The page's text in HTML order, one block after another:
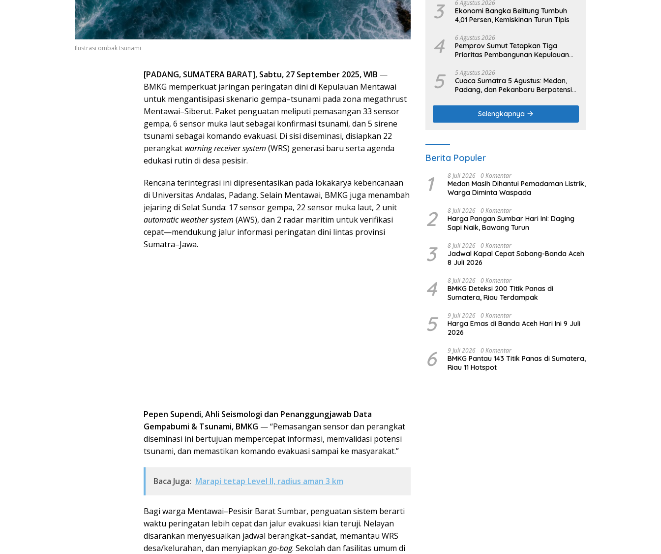
Ilustrasi ombak tsunami
[PADANG, SUMATERA BARAT], Sabtu, 27 September 2025, WIB —
BMKG memperkuat jaringan peringatan dini di Kepulauan Mentawai
untuk mengantisipasi skenario gempa–tsunami pada zona megathrust
Mentawai–Siberut. Paket penguatan meliputi pemasangan 33 sensor
gempa, 6 sensor muka laut sebagai konfirmasi tsunami, dan 5 sirene
tsunami sebagai komando evakuasi. Di sisi diseminasi, disiapkan 22
perangkat warning receiver system (WRS) generasi baru serta agenda
edukasi rutin di desa pesisir.
Rencana terintegrasi ini dipresentasikan pada lokakarya kebencanaan
di Universitas Andalas, Padang. Selain Mentawai, BMKG juga menambah
jejaring di Selat Sunda: 17 sensor gempa, 22 sensor muka laut, 2 unit
automatic weather system (AWS), dan 2 radar maritim untuk verifikasi
cepat—mendukung jalur informasi peringatan dini lintas provinsi
Sumatra–Jawa.
Pepen Supendi, Ahli Seismologi dan Penanggungjawab Data
Gempabumi & Tsunami, BMKG — “Pemasangan sensor dan perangkat
diseminasi ini bertujuan mempercepat informasi, memvalidasi potensi
tsunami, dan memastikan komando evakuasi sampai ke masyarakat.”
Baca Juga: Marapi tetap Level II, radius aman 3 km
Bagi warga Mentawai–Pesisir Barat Sumbar, penguatan sistem berarti
waktu peringatan lebih cepat dan jalur evakuasi kian teruji. Nelayan
disarankan menyesuaikan jadwal berangkat–sandat, memantau WRS
desa/kelurahan, dan menyiapkan go-bag. Sekolah dan fasilitas umum di
3 6 Agustus 2026
Ekonomi Bangka Belitung Tumbuh
4,01 Persen, Kemiskinan Turun Tipis
4 6 Agustus 2026
Pemprov Sumut Tetapkan Tiga
Prioritas Pembangunan Kepulauan
5 5 Agustus 2026
Cuaca Sumatra 5 Agustus: Medan,
Padang, dan Pekanbaru Berpotensi
Selengkapnya
Berita Populer
1 8 Juli 2026 0 Komentar
Medan Masih Dihantui Pemadaman Listrik,
Warga Diminta Waspada
2 8 Juli 2026 0 Komentar
Harga Pangan Sumbar Hari Ini: Daging
Sapi Naik, Bawang Turun
3 8 Juli 2026 0 Komentar
Jadwal Kapal Cepat Sabang-Banda Aceh
8 Juli 2026
4 8 Juli 2026 0 Komentar
BMKG Deteksi 200 Titik Panas di
Sumatera, Riau Terdampak
5 9 Juli 2026 0 Komentar
Harga Emas di Banda Aceh Hari Ini 9 Juli
2026
6 9 Juli 2026 0 Komentar
BMKG Pantau 143 Titik Panas di Sumatera,
Riau 11 Hotspot